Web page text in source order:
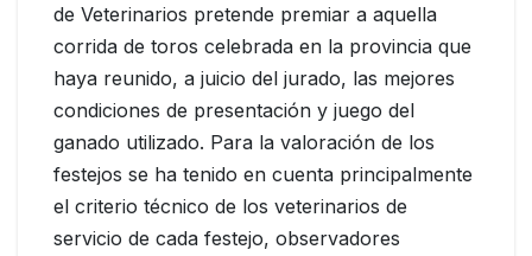
de Veterinarios pretende premiar a aquella
corrida de toros celebrada en la provincia que
haya reunido, a juicio del jurado, las mejores
condiciones de presentación y juego del
ganado utilizado. Para la valoración de los
festejos se ha tenido en cuenta principalmente
el criterio técnico de los veterinarios de
servicio de cada festejo, observadores